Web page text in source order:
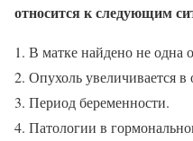
относится к следующим
В матке найдено не одна
Опухоль увеличивается в
Период беременности.
Патологии в